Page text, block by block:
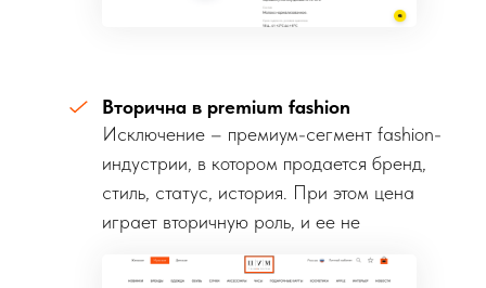
Вторична в premium fashion
Исключение – премиум-сегмент fashion-
индустрии, в котором продается бренд,
стиль, статус, история. При этом цена
играет вторичную роль, и ее не